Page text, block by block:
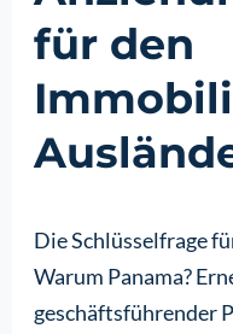
für den
Die Schlüsselfrage
Warum Panama?
geschäftsführender